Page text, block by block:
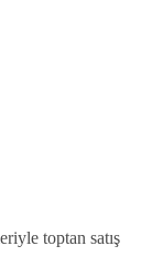
toptan satış